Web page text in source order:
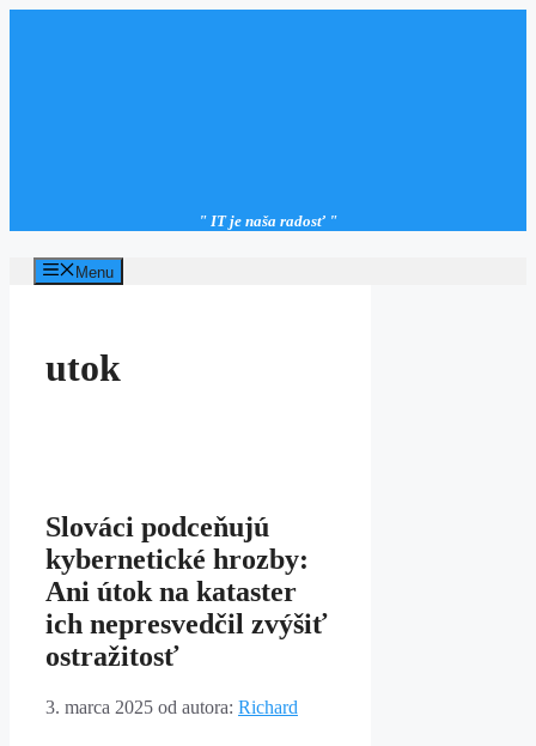
" IT je naša radosť "
Menu
utok
Slováci podceňujú
kybernetické hrozby:
Ani útok na kataster
ich nepresvedčil zvýšiť
ostražitosť
3. marca 2025 od autora: Richard